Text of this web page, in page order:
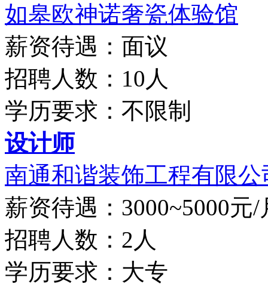
如皋欧神诺奢瓷体验馆
薪资待遇：面议
招聘人数：10人
学历要求：不限制
设计师
南通和谐装饰工程有限公
薪资待遇：3000~5000元/
招聘人数：2人
学历要求：大专